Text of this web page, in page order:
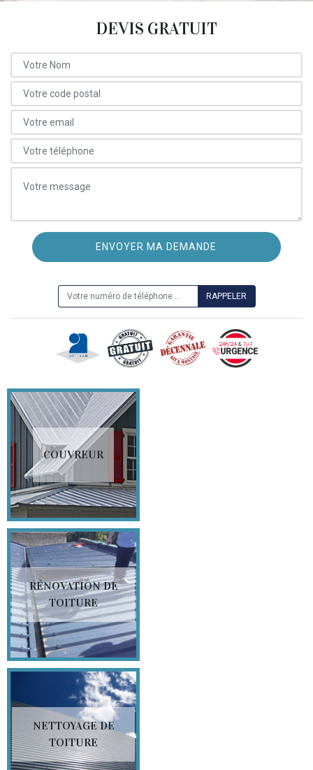
DEVIS GRATUIT
COUVREUR
RÉNOVATION DE
TOITURE
NETTOYAGE DE
TOITURE